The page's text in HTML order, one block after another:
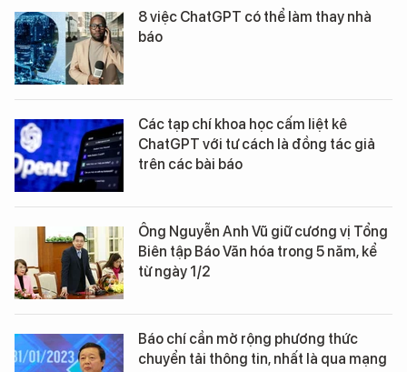
8 việc ChatGPT có thể làm thay nhà
báo
Các tạp chí khoa học cấm liệt kê
ChatGPT với tư cách là đồng tác giả
trên các bài báo
Ông Nguyễn Anh Vũ giữ cương vị Tổng
Biên tập Báo Văn hóa trong 5 năm, kể
từ ngày 1/2
Báo chí cần mở rộng phương thức
chuyển tải thông tin, nhất là qua mạng